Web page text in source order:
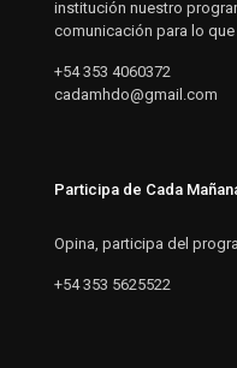
institución nuestro
comunicación para lo que
+54 353 4060372
cadamhdo@gmail.com
Participa de Cada
Opina, participa del
+54 353 5625522